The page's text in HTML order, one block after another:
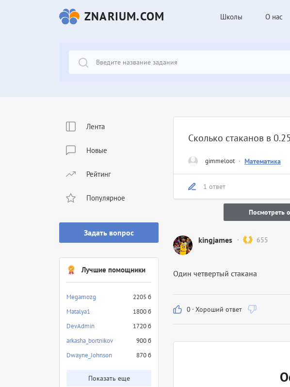
ZNARIUM.COM Школы О нас
Лента
Новые
Рейтинг
Популярное
Задать вопрос
Лучшие помощники
Megamozg
2205 б
Matalya1
1800 б
DevAdmin
1720 б
arkasha_bortnikov
900 б
Dwayne_Johnson
870 б
Показать еще
gimmeloot · Математика
Сколько стаканов в
1 ответ
Посмотреть
kingjames 655
Один четвертый стакана
0 · Хороший ответ